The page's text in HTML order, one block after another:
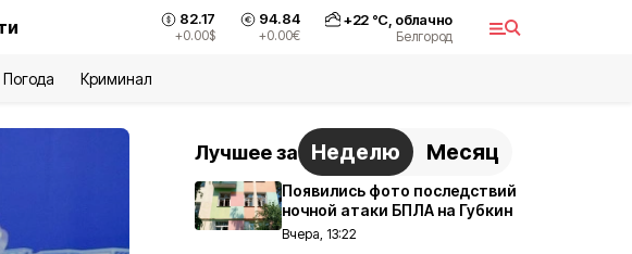
82.17
+0.00$
94.84
+0.00€
+22°С, облачно
Белгород
Погода Криминал
Лучшее за Неделю Месяц
Появились фото последствий
ночной атаки БПЛА на Губкин
Вчера, 13:22